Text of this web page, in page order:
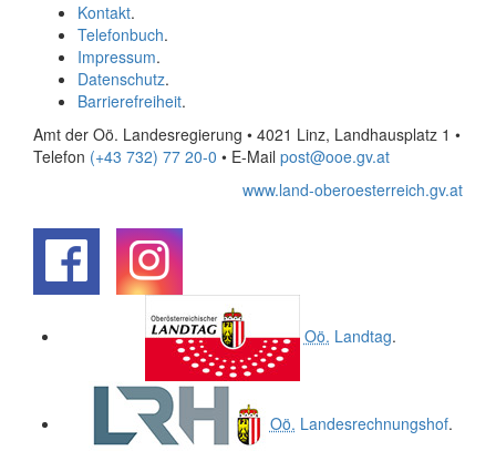
Kontakt.
Telefonbuch.
Impressum.
Datenschutz.
Barrierefreiheit.
Amt der Oö. Landesregierung • 4021 Linz, Landhausplatz 1 •
Telefon (+43 732) 77 20-0 • E-Mail post@ooe.gv.at
www.land-oberoesterreich.gv.at
Oö. Landtag.
Oö. Landesrechnungshof.